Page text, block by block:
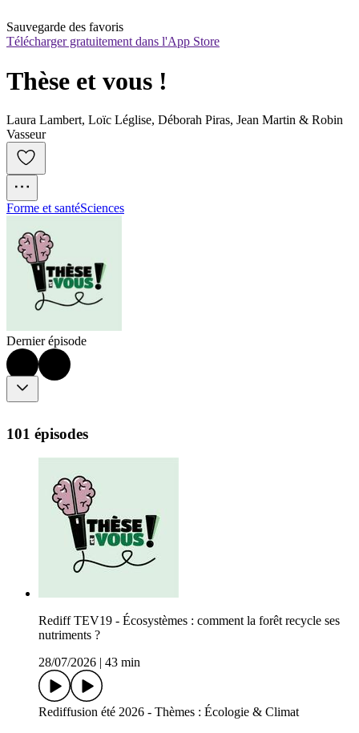
Sauvegarde des favoris
Télécharger gratuitement dans l'App Store
Thèse et vous !
Laura Lambert, Loïc Léglise, Déborah Piras, Jean Martin & Robin
Vasseur
Forme et santéSciences
Dernier épisode
101 épisodes
Rediff TEV19 - Écosystèmes : comment la forêt recycle ses
nutriments ?
28/07/2026
43 min
Rediffusion été 2026 - Thèmes : Écologie & Climat